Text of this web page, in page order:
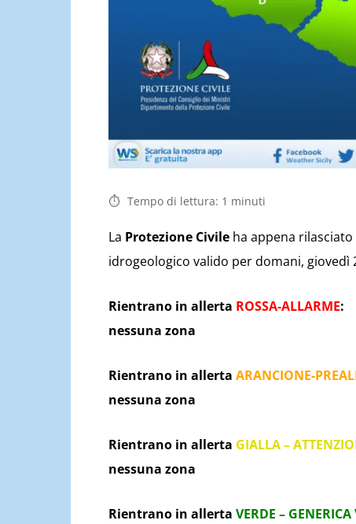
Tempo di lettura: 1 minuti
La Protezione Civile ha appena
idrogeologico valido per domani, giovedì
Rientrano in allerta ROSSA-ALLARME:
nessuna zona
Rientrano in allerta ARANCIONE-
nessuna zona
Rientrano in allerta GIALLA –
nessuna zona
Rientrano in allerta VERDE –